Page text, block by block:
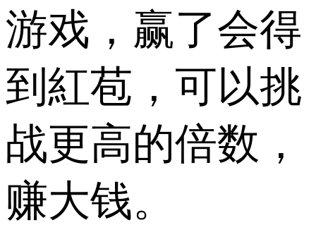
游戏，赢了会得
到紅苞，可以挑
战更高的倍数，
赚大钱。